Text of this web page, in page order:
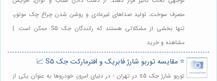
مصرف سوخت، تولید صداهای غیرعادی و روشن شدن چراغ چک موتور،
تنها بخشی از مشکلاتی هستند که رانندگان جک S5 ممکن است. |
مشاهده و خرید
⭐️ مقایسه توربو شارژ فابریک و افترمارکت جک S5 📈
توربو شارژ جک s5 در تهران - در دنیای امروز، خودروها به عنوان یکی از